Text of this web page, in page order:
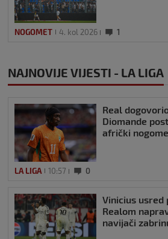
NOGOMET 4. kol 2026 1
NAJNOVIJE VIJESTI - LA LIGA
Real
Diomande
afrički
LA LIGA 10:57 0
Vinicius usred
Realom
navijači